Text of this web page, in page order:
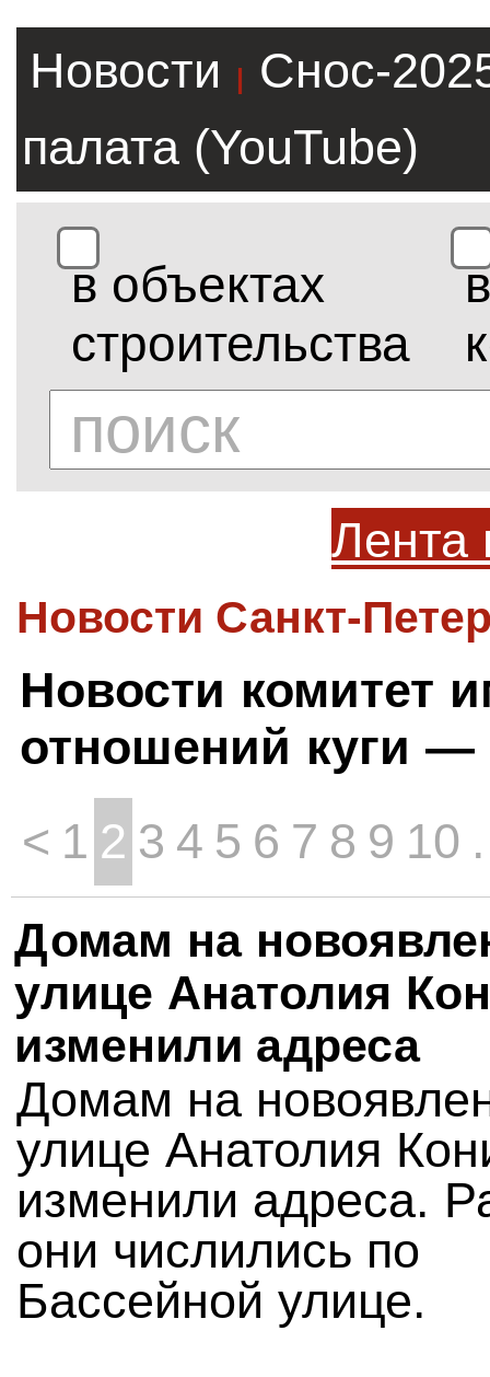
Новости |
Снос-
палата (YouTube)
в объектах
строительства
в
Лента
Новости Санкт-
Новости комитет
отношений куги —
< 1 2 3 4 5 6 7 8 9 10
Домам на
улице Анатолия
изменили адреса
Домам на
улице Анатолия
изменили адреса.
они числились по
Бассейной улице.